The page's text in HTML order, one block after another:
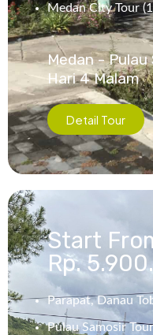
Medan City Tour
Medan -
Hari 4 Malam
Detail Tour
Start
Rp.
Parapat, Danau
Pulau Samosir